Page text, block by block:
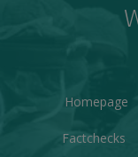
Homepage
Factchecks